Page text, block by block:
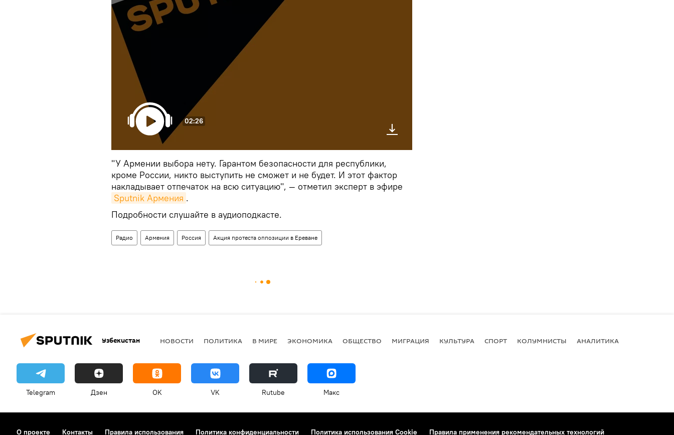
02:26
"У Армении выбора нету. Гарантом безопасности для республики,
кроме России, никто выступить не сможет и не будет. И этот фактор
накладывает отпечаток на всю ситуацию", — отметил эксперт в эфире
Sputnik Армения .
Подробности слушайте в аудиоподкасте.
Радио Армения Россия Акция протеста оппозиции в Ереване
Узбекистан НОВОСТИ ПОЛИТИКА В МИРЕ ЭКОНОМИКА ОБЩЕСТВО МИГРАЦИЯ КУЛЬТУРА СПОРТ КОЛУМНИСТЫ АНАЛИТИКА
Telegram Дзен OK VK Rutube Макс
О проекте Контакты Правила использования Политика конфиденциальности Политика использования Cookie Правила применения рекомендательных технологий